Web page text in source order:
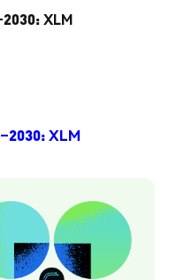
XLM
XLM